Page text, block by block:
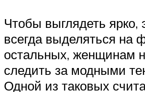
Чтобы выглядеть ярко,
всегда выделяться на
остальных, женщинам
следить за модными
Одной из таковых